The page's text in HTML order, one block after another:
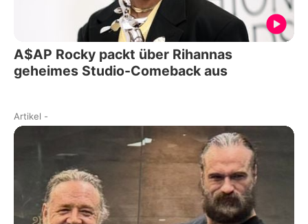
A$AP Rocky packt über Rihannas
geheimes Studio-Comeback aus
Artikel -